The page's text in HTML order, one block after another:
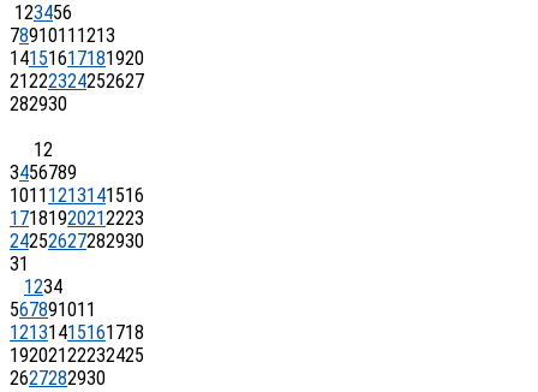
123456
7891011 1213
14151617181920
21222324252627
282930
12
3456789
1011 1213141516
17181920212223
24252627282930
31
1234
567891011
12131415161718
19202122232425
2627282930